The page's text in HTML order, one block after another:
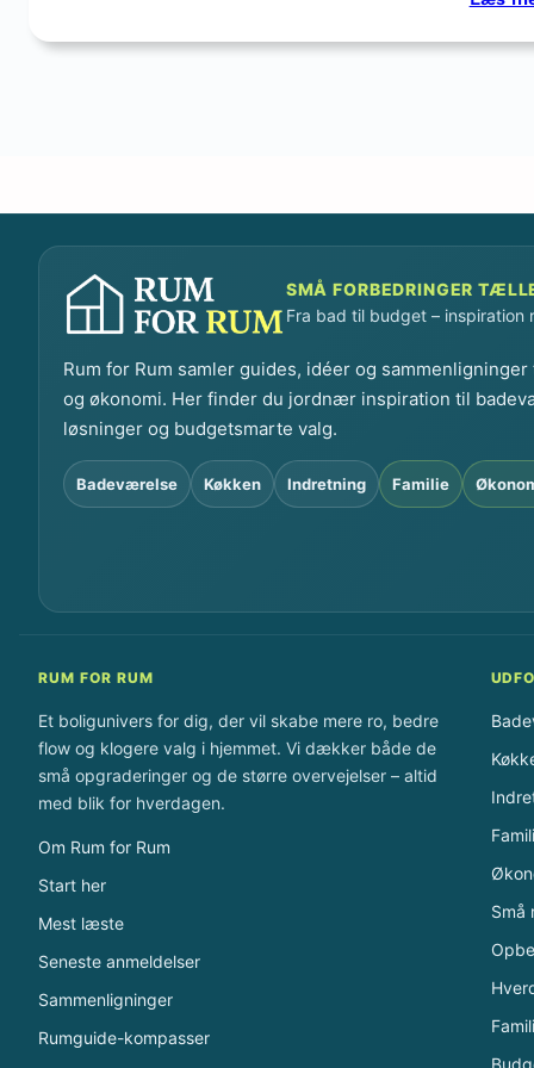
SMÅ FORBEDRINGER
Fra bad til budget – inspiration
Rum for Rum samler guides, idéer og
og økonomi. Her finder du jordnær inspiration til
løsninger og budgetsmarte valg.
Badeværelse Køkken Indretning Familie
RUM FOR RUM
Et boligunivers for dig, der vil skabe mere ro, bedre
flow og klogere valg i hjemmet. Vi dækker både de
små opgraderinger og de større overvejelser – altid
med blik for hverdagen.
Om Rum for Rum
Start her
Mest læste
Seneste anmeldelser
Sammenligninger
Rumguide-kompasser
Små